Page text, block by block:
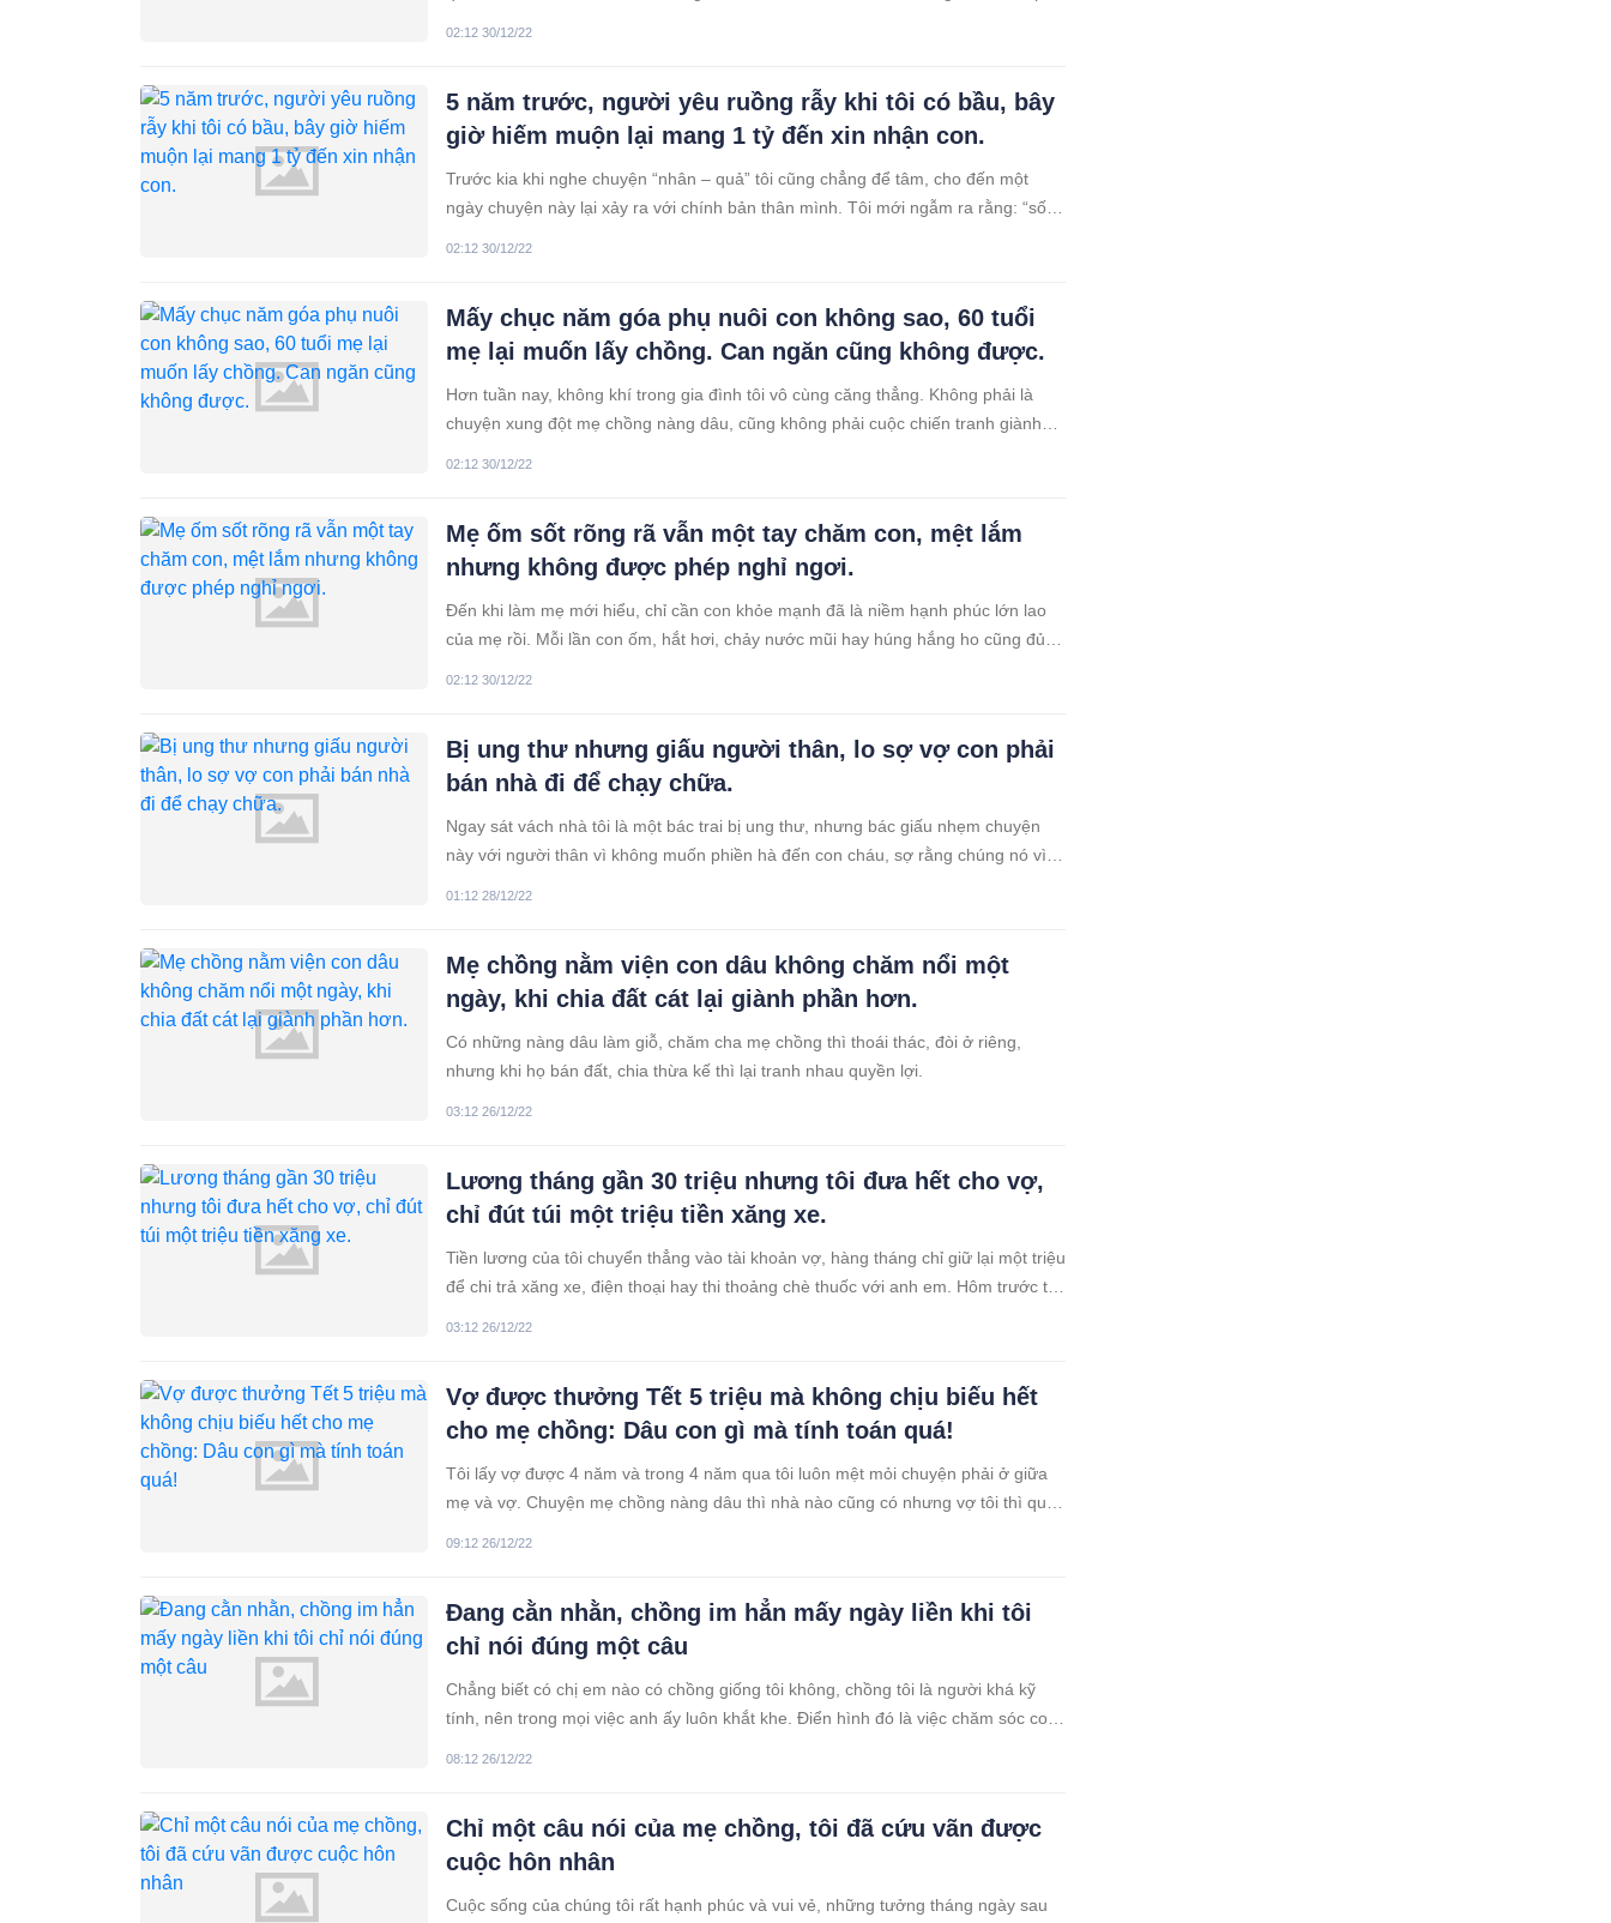
02:12 30/12/22
5 năm trước, người yêu ruồng rẫy khi tôi có bầu, bây
giờ hiếm muộn lại mang 1 tỷ đến xin nhận con.
Trước kia khi nghe chuyện “nhân – quả” tôi cũng chẳng để tâm, cho đến một
ngày chuyện này lại xảy ra với chính bản thân mình. Tôi mới ngẫm ra rằng: “sống
02:12 30/12/22
Mấy chục năm góa phụ nuôi con không sao, 60 tuổi
mẹ lại muốn lấy chồng. Can ngăn cũng không được.
Hơn tuần nay, không khí trong gia đình tôi vô cùng căng thẳng. Không phải là
chuyện xung đột mẹ chồng nàng dâu, cũng không phải cuộc chiến tranh giành
02:12 30/12/22
Mẹ ốm sốt rõng rã vẫn một tay chăm con, mệt lắm
nhưng không được phép nghỉ ngơi.
Đến khi làm mẹ mới hiểu, chỉ cần con khỏe mạnh đã là niềm hạnh phúc lớn lao
của mẹ rồi. Mỗi lần con ốm, hắt hơi, chảy nước mũi hay húng hắng ho cũng đủ
02:12 30/12/22
Bị ung thư nhưng giấu người thân, lo sợ vợ con phải
bán nhà đi để chạy chữa.
Ngay sát vách nhà tôi là một bác trai bị ung thư, nhưng bác giấu nhẹm chuyện
này với người thân vì không muốn phiền hà đến con cháu, sợ rằng chúng nó vì
01:12 28/12/22
Mẹ chồng nằm viện con dâu không chăm nổi một
ngày, khi chia đất cát lại giành phần hơn.
Có những nàng dâu làm giỗ, chăm cha mẹ chồng thì thoái thác, đòi ở riêng,
nhưng khi họ bán đất, chia thừa kế thì lại tranh nhau quyền lợi.
03:12 26/12/22
Lương tháng gần 30 triệu nhưng tôi đưa hết cho vợ,
chỉ đút túi một triệu tiền xăng xe.
Tiền lương của tôi chuyển thẳng vào tài khoản vợ, hàng tháng chỉ giữ lại một triệu
để chi trả xăng xe, điện thoại hay thi thoảng chè thuốc với anh em. Hôm trước tôi
03:12 26/12/22
Vợ được thưởng Tết 5 triệu mà không chịu biếu hết
cho mẹ chồng: Dâu con gì mà tính toán quá!
Tôi lấy vợ được 4 năm và trong 4 năm qua tôi luôn mệt mỏi chuyện phải ở giữa
mẹ và vợ. Chuyện mẹ chồng nàng dâu thì nhà nào cũng có nhưng vợ tôi thì quá
09:12 26/12/22
Đang cằn nhằn, chồng im hẳn mấy ngày liền khi tôi
chỉ nói đúng một câu
Chẳng biết có chị em nào có chồng giống tôi không, chồng tôi là người khá kỹ
tính, nên trong mọi việc anh ấy luôn khắt khe. Điển hình đó là việc chăm sóc con
08:12 26/12/22
Chỉ một câu nói của mẹ chồng, tôi đã cứu vãn được
cuộc hôn nhân
Cuộc sống của chúng tôi rất hạnh phúc và vui vẻ, những tưởng tháng ngày sau